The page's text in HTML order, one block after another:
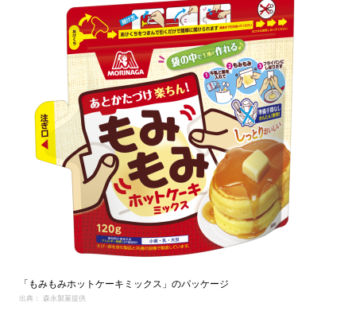
「もみもみホットケーキミックス」のパッケージ
出典： 森永製菓提供